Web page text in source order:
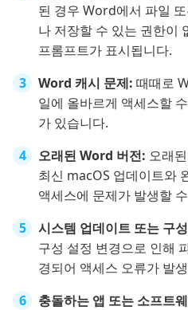
된 경우 Word에서 파일
나 저장할 수 있는 권한이
프롬프트가 표시됩니다.
Word 캐시 문제: 때때로
일에 올바르게 액세스할
가 있습니다.
오래된 Word 버전: 오래
최신 macOS 업데이트와
액세스에 문제가 발생할
시스템 업데이트 또는 구
구성 설정 변경으로 인해
경되어 액세스 오류가 발
충돌하는 앱 또는 소프트